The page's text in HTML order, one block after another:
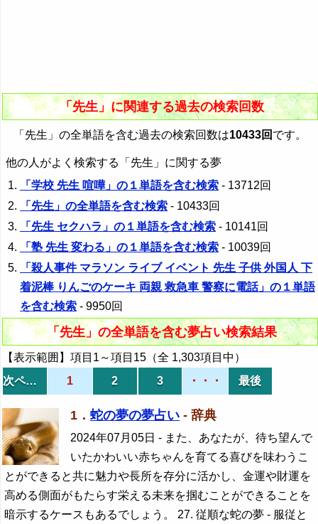
「先生」に関連する過去の検索回数
「先生」の全単語を含む過去の検索回数は10433回 です。
他の人がよく検索する「先生」に関する夢
「学校 先生 喧嘩」の１単語を含む検索 - 13712回
「先生」の全単語を含む検索 - 10433回
「先生 セクハラ」の１単語を含む検索 - 10141回
「塾 先生 変わる」の１単語を含む検索 - 10039回
「殺人事件 マラソン ライブ イベント 先生 子供 外国人 下
着泥棒 りんごのケーキ 両親 救急車 警察に電話」の１単語
を含む検索 - 9950回
「先生」の全単語を含む夢占い検索結果
【表示範囲】項目1～項目15（全 1,303項目中）
次ページ
1 2 3 ・・・ 最後
1． 蛇の夢の夢占い - 辞典
2024年07月05日 - また、あなたが、待ち望んで
いたかわいい赤ちゃんを育てる喜びを味わうこ
とができると共に魅力や長所を存分に活かし、金運や財運を
高める側面がもたらす栄える未来を掴むことができることを
暗示するケースもあるでしょう。 27. 従順な蛇の夢 - 服従と